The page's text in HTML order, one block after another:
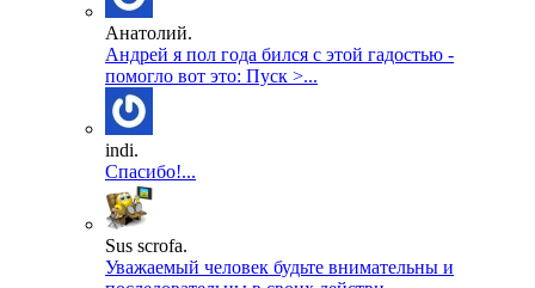
Анатолий.
Андрей я пол года бился с этой гадостью -
помогло вот это: Пуск >...
indi.
Спасибо!...
Sus scrofa.
Уважаемый человек будьте внимательны и